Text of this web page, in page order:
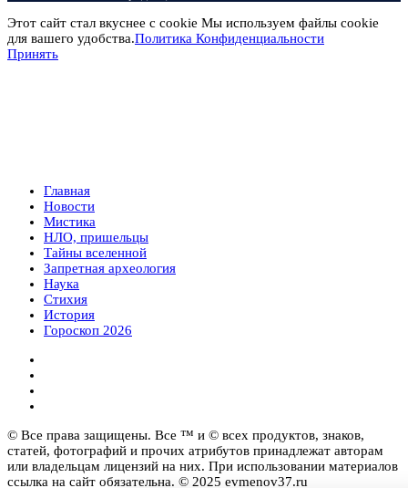
Этот сайт стал вкуснее с cookie Мы используем файлы cookie
для вашего удобства.Политика Конфиденциальности
Принять
Главная
Новости
Мистика
НЛО, пришельцы
Тайны вселенной
Запретная археология
Наука
Стихия
История
Гороскоп 2026
© Все права защищены. Все ™ и © всех продуктов, знаков,
статей, фотографий и прочих атрибутов принадлежат авторам
или владельцам лицензий на них. При использовании материалов
ссылка на сайт обязательна. © 2025 evmenov37.ru